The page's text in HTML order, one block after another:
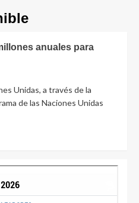
anuales para
Unidas, a través de la
de las Naciones Unidas